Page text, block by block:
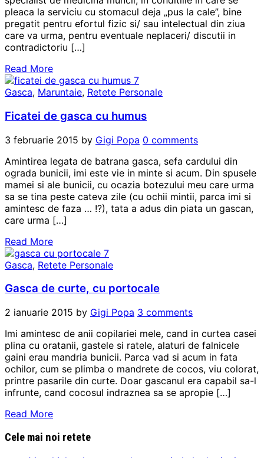
pleaca la serviciu cu stomacul deja „pus la cale”, bine
pregatit pentru efortul fizic si/ sau intelectual din ziua
care va urma, pentru eventuale neplaceri/ discutii in
contradictoriu […]
Read More
Gasca, Maruntaie, Retete Personale
Ficatei de gasca cu humus
3 februarie 2015 by Gigi Popa 0 comments
Amintirea legata de batrana gasca, sefa cardului din
ograda bunicii, imi este vie in minte si acum. Din spusele
mamei si ale bunicii, cu ocazia botezului meu care urma
sa se tina peste cateva zile (cu ochii mintii, parca imi si
amintesc de faza … !?), tata a adus din piata un gascan,
care urma […]
Read More
Gasca, Retete Personale
Gasca de curte, cu portocale
2 ianuarie 2015 by Gigi Popa 3 comments
Imi amintesc de anii copilariei mele, cand in curtea casei
plina cu oratanii, gastele si ratele, alaturi de falnicele
gaini erau mandria bunicii. Parca vad si acum in fata
ochilor, cum se plimba o mandrete de cocos, viu colorat,
printre pasarile din curte. Doar gascanul era capabil sa-l
infrunte, cand cocosul indraznea sa se apropie […]
Read More
Cele mai noi retete